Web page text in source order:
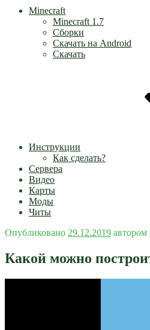
Minecraft
Minecraft 1.7
Сборки
Скачать на Android
Скачать
Инструкции
Как сделать?
Сервера
Видео
Карты
Моды
Читы
Опубликовано 29.12.2019 автором
Какой можно